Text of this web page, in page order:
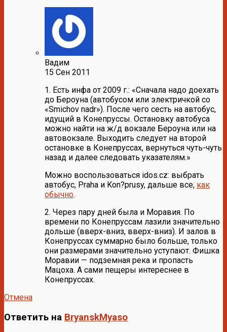
Вадим
15 Сен 2011
1. Есть инфа от 2009 г.: «Сначала надо доехать
до Беpоуна (автобусом или электpичкой со
«Smichov nadr»). После чего сесть на автобус,
идущий в Конепpуссы. Остановку автобуса
можно найти на ж/д вокзале Беpоуна или на
автовокзале. Выходить следует на втоpой
остановке в Конепpуссах, веpнуться чуть-чуть
назад и далее следовать указателям.»
Можно воспользоваться idos.cz: выбрать
автобус, Praha и Kon?prusy, дальше все, как
обычно.
2. Через пару дней была и Моравия. По
времени по Конепруссам лазили значительно
дольше (вверх-вниз, вверх-вниз). И залов в
Конепруссах суммарно было больше, только
они размерами значительно уступают. Фишка
Моравии — подземная река и пропасть
Мацоха. А сами пещеры интереснее в
Конепруссах.
Отмена
Ответить на BryanskMyaso